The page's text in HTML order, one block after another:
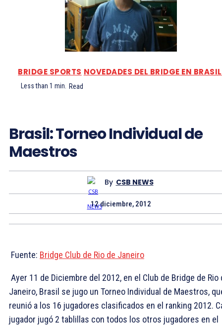
BRIDGE SPORTS NOVEDADES DEL BRIDGE EN BRASIL
Less than 1 min. Read
Brasil: Torneo Individual de
Maestros
By CSB NEWS
12 diciembre, 2012
Fuente: Bridge Club de Rio de Janeiro
Ayer 11 de Diciembre del 2012, en el Club de Bridge de Rio
Janeiro, Brasil se jugo un Torneo Individual de Maestros,
reunió a los 16 jugadores clasificados en el ranking 2012.
jugador jugó 2 tablillas con todos los otros jugadores en el